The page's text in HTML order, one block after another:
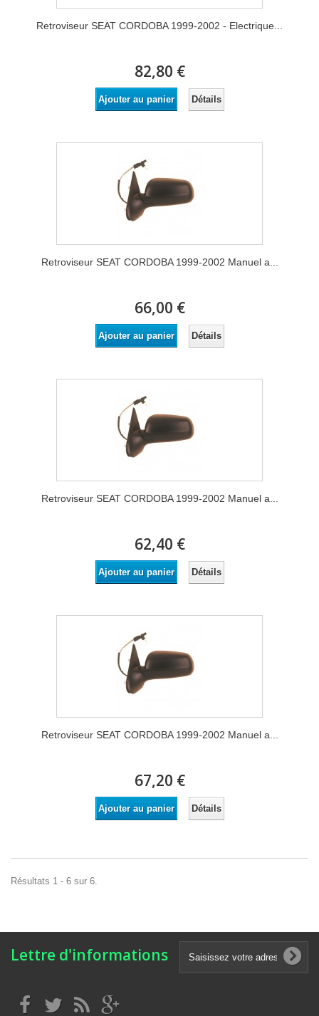
Retroviseur SEAT CORDOBA 1999-2002 - Electrique...
82,80 €
Ajouter au panier Détails
Retroviseur SEAT CORDOBA 1999-2002 Manuel a...
66,00 €
Ajouter au panier Détails
Retroviseur SEAT CORDOBA 1999-2002 Manuel a...
62,40 €
Ajouter au panier Détails
Retroviseur SEAT CORDOBA 1999-2002 Manuel a...
67,20 €
Ajouter au panier Détails
Résultats 1 - 6 sur 6.
Lettre d'informations